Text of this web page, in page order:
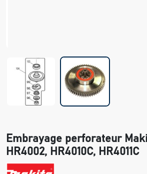
Embrayage perforateur
HR4002, HR4010C, HR4011C